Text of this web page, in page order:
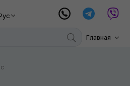
Главная